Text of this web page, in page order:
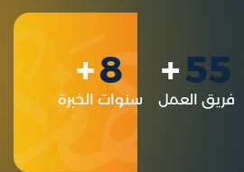
55
فريق العمل
8
سنوات الخبرة